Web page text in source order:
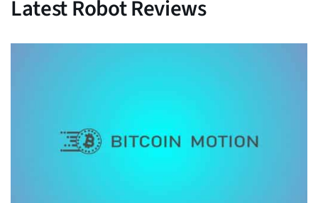
Latest Robot Reviews